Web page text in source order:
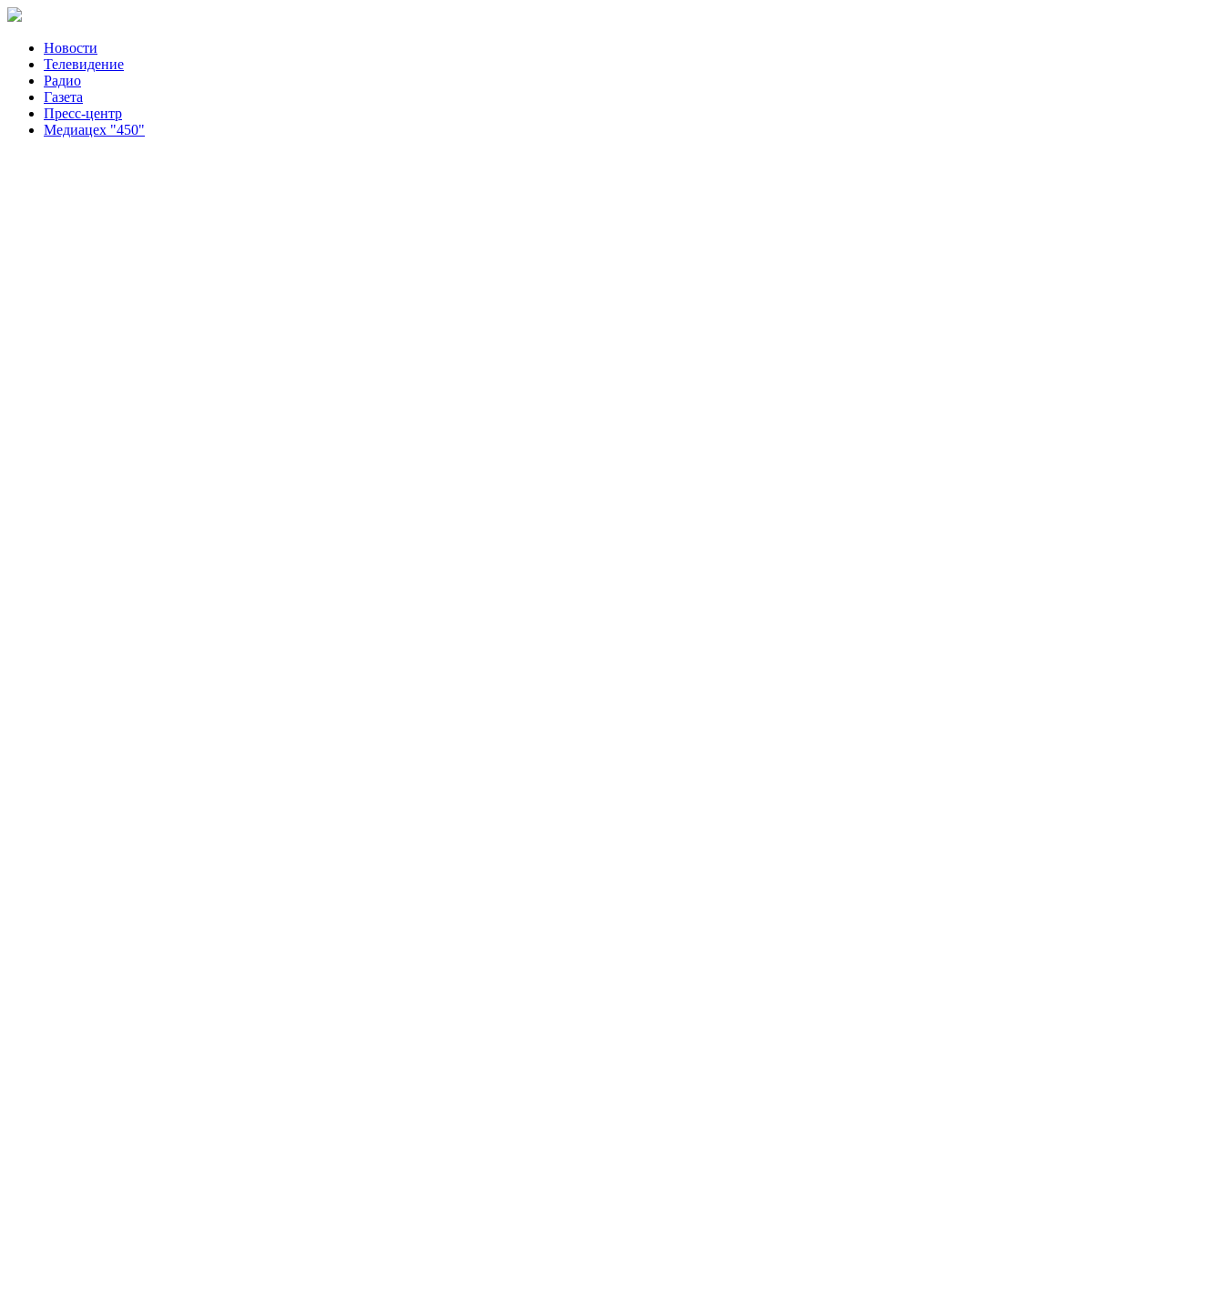
Новости
Телевидение
Радио
Газета
Пресс-центр
Медиацех "450"